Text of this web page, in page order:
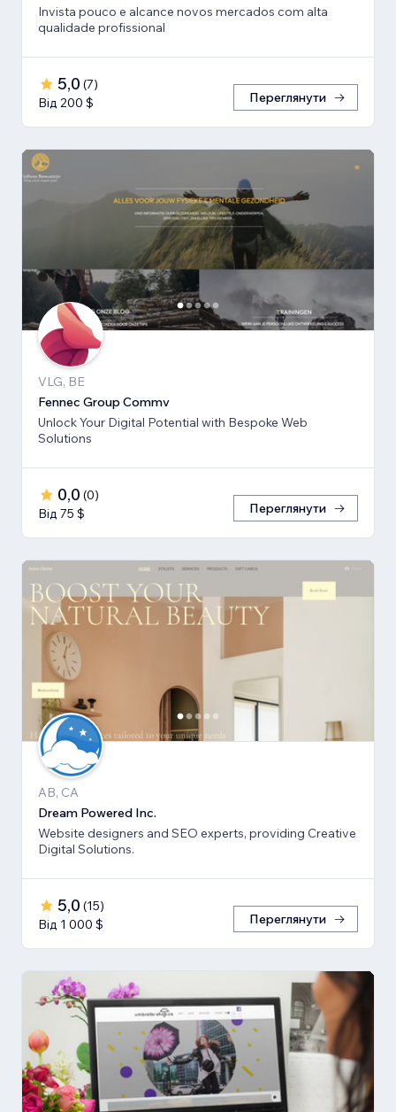
Invista pouco e alcance novos mercados com alta
qualidade profissional
5,0 (7)
Від 200 $
Переглянути
VLG, BE
Fennec Group Commv
Unlock Your Digital Potential with Bespoke Web
Solutions
0,0 (0)
Від 75 $
Переглянути
AB, CA
Dream Powered Inc.
Website designers and SEO experts, providing Creative
Digital Solutions.
5,0 (15)
Від 1 000 $
Переглянути